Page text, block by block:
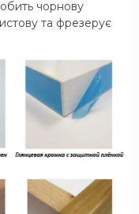
чорнову
та фрезерує